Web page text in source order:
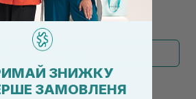
400₴
Показать больше
ЗНИЖКУ
ЗАМОВЛЕНЯ